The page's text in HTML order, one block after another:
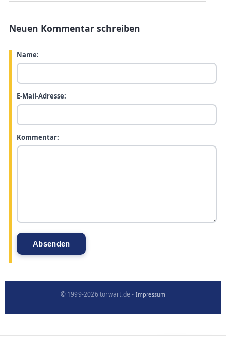
Neuen Kommentar schreiben
Name:
E-Mail-Adresse:
Kommentar:
© 1999-2026 torwart.de - Impressum